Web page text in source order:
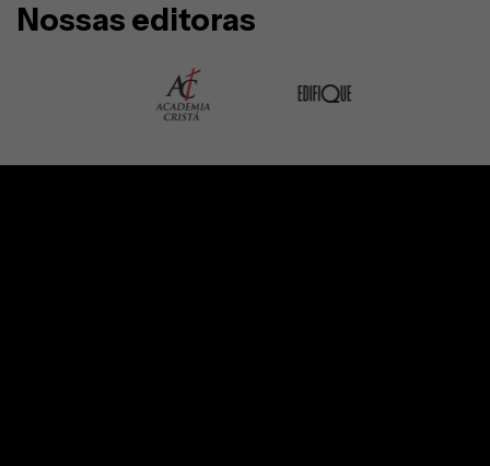
Bíblia De Estudo King James Hipergigante - Full
Nossas editoras